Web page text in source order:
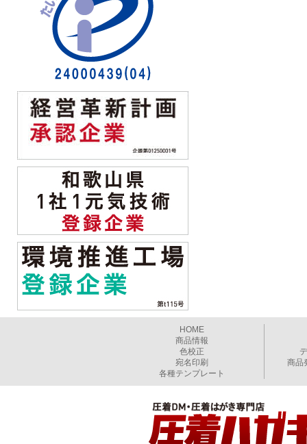
HOME
商品情報
色校正
宛名印刷
各種テンプレート
商品